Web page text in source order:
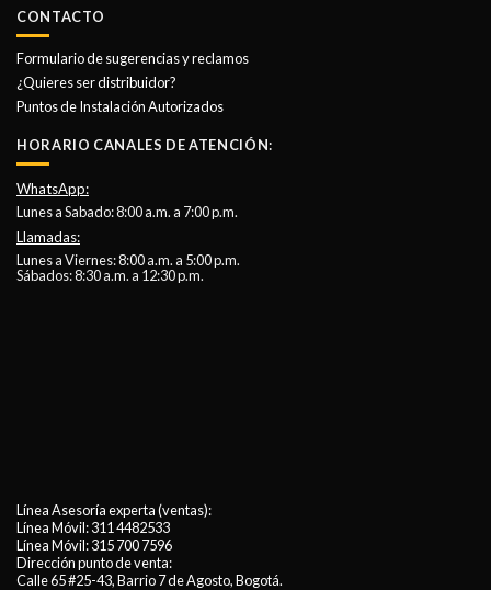
CONTACTO
Formulario de sugerencias y reclamos
¿Quieres ser distribuidor?
Puntos de Instalación Autorizados
HORARIO CANALES DE ATENCIÓN:
WhatsApp:
Lunes a Sabado: 8:00 a.m. a 7:00 p.m.
Llamadas:
Lunes a Viernes: 8:00 a.m. a 5:00 p.m.
Sábados: 8:30 a.m. a 12:30 p.m.
Línea Asesoría experta (ventas):
Línea Móvil:311 4482533
Línea Móvil:315 700 7596
Dirección punto de venta:
Calle 65 #25-43, Barrio 7 de Agosto, Bogotá.